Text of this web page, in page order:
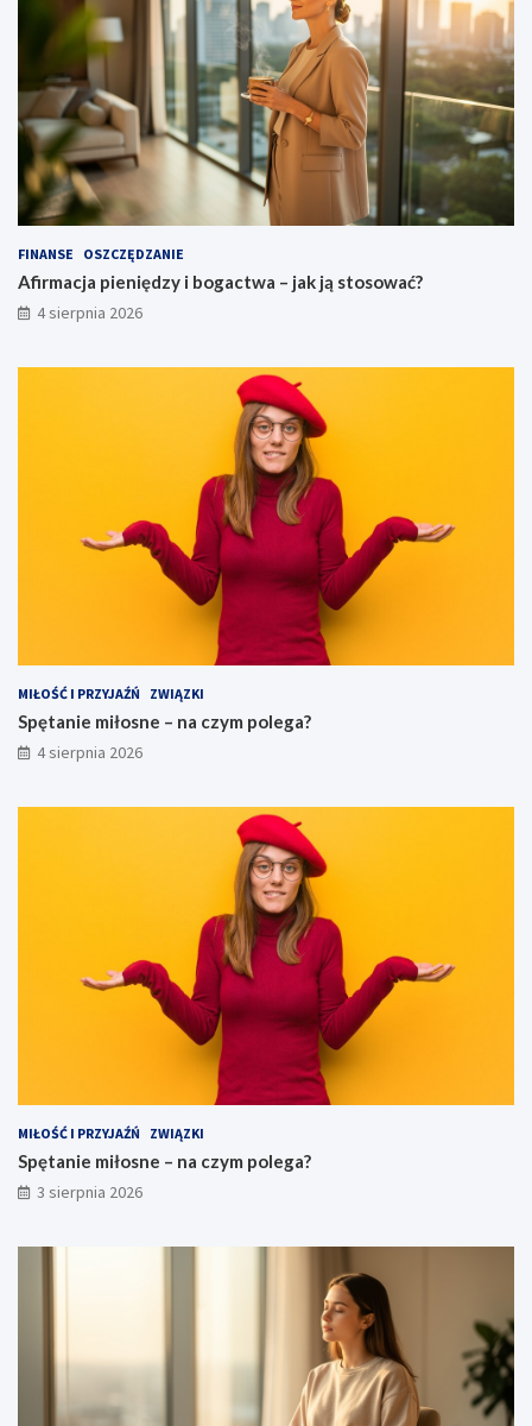
FINANSE OSZCZĘDZANIE
Afirmacja pieniędzy i bogactwa – jak ją stosować?
4 sierpnia 2026
MIŁOŚĆ I PRZYJAŹŃ ZWIĄZKI
Spętanie miłosne – na czym polega?
4 sierpnia 2026
MIŁOŚĆ I PRZYJAŹŃ ZWIĄZKI
Spętanie miłosne – na czym polega?
3 sierpnia 2026